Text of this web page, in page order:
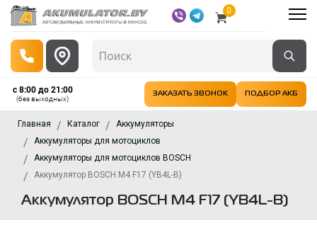
0
с 8:00 до 21:00
(без выходных)
ЗАКАЗАТЬ ЗВОНОК ПОДБОР АКБ
Главная Каталог
Аккумуляторы
Аккумуляторы для мотоциклов
Аккумуляторы для мотоциклов BOSCH
Аккумулятор BOSCH M4 F17 (YB4L-B)
Аккумулятор BOSCH M4 F17 (YB4L-B)